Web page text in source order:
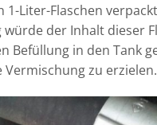
1-Liter-Flaschen
würde der Inhalt dieser
Befüllung in den Tank
zu erzielen.